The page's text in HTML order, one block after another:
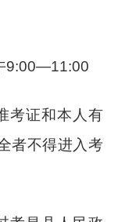
9:00—11:00
考证和本人有
者不得进入考